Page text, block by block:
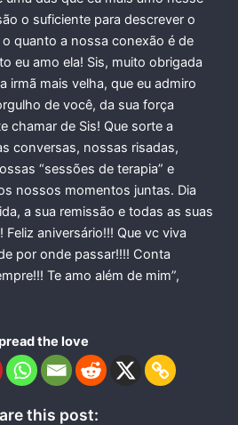
o suficiente para descrever o
quanto a nossa conexão é de
eu amo ela! Sis, muito obrigada
irmã mais velha, que eu admiro
de você, da sua força
chamar de Sis! Que sorte a
conversas, nossas risadas,
“sessões de terapia” e
nossos momentos juntas. Dia
a sua remissão e todas as suas
aniversário!!! Que vc viva
por onde passar!!!! Conta
Te amo além de mim”,
the love
this post: